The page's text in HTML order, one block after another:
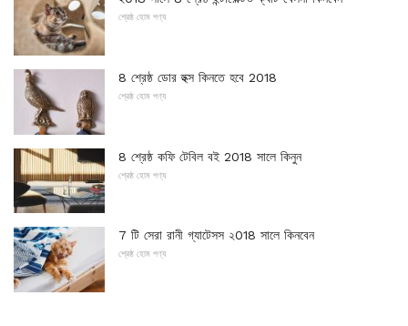
শ্রেষ্ঠ হোম পণ্য
8 শ্রেষ্ঠ ডোর হুক্স কিনতে হবে 2018
শ্রেষ্ঠ হোম পণ্য
8 শ্রেষ্ঠ কফি টেবিল বই 2018 সালে কিনুন
শ্রেষ্ঠ হোম পণ্য
7 টি সেরা রানী গ্যাটেসস ২018 সালে কিনবেন
শ্রেষ্ঠ হোম পণ্য